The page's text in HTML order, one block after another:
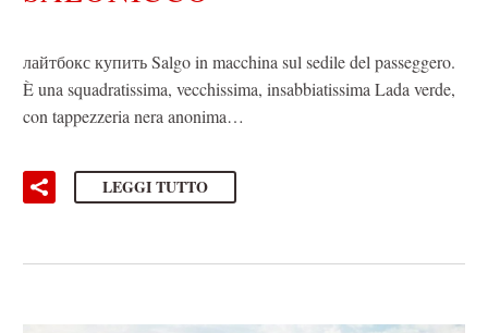
лайтбокс купить Salgo in macchina sul sedile del passeggero.
È una squadratissima, vecchissima, insabbiatissima Lada verde,
con tappezzeria nera anonima…
LEGGI TUTTO